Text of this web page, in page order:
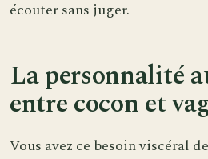
écouter sans juger.
La personnalité
entre cocon et
Vous avez ce besoin viscéral